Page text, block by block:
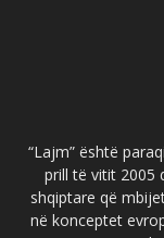
“Lajm” është
prill të vitit 2005
shqiptare që
në konceptet